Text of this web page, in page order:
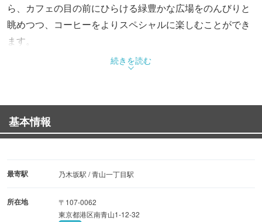
ら、カフェの目の前にひらける緑豊かな広場をのんびりと
眺めつつ、コーヒーをよりスペシャルに楽しむことができ
ます。
続きを読む
基本情報
最寄駅 乃木坂駅 / 青山一丁目駅
所在地
〒107-0062
東京都港区南青山1-12-32